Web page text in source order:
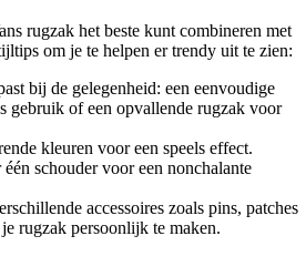
rugzak het beste kunt combineren met
om je te helpen er trendy uit te zien:
bij de gelegenheid: een eenvoudige
gebruik of een opvallende rugzak voor
kleuren voor een speels effect.
schouder voor een nonchalante
accessoires zoals pins, patches
rugzak persoonlijk te maken.